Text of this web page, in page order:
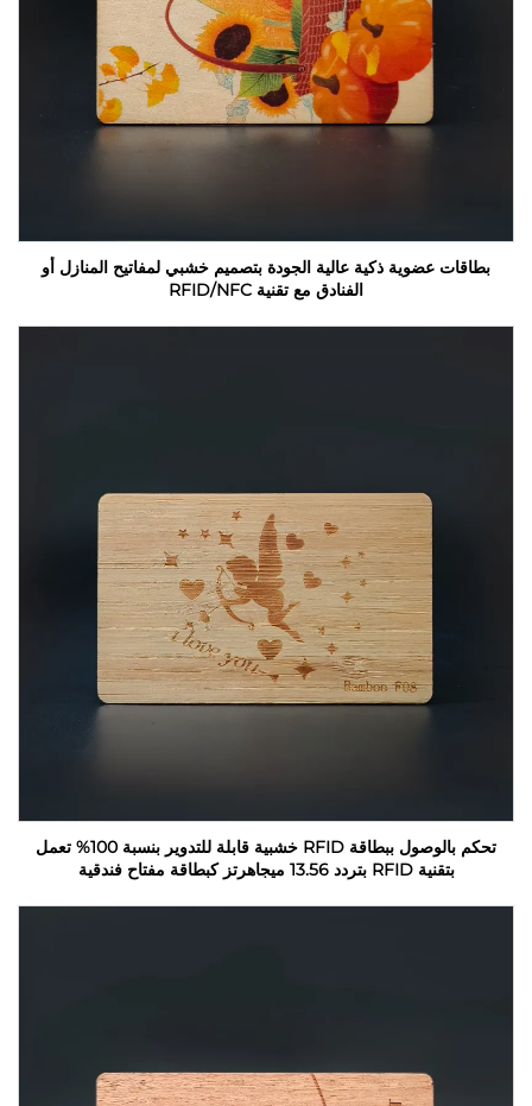
بطاقات عضوية ذكية عالية الجودة بتصميم خشبي لمفاتيح المنازل أو
الفنادق مع تقنية RFID/NFC
تحكم بالوصول ببطاقة RFID خشبية قابلة للتدوير بنسبة 100% تعمل
بتقنية RFID بتردد 13.56 ميجاهرتز كبطاقة مفتاح فندقية